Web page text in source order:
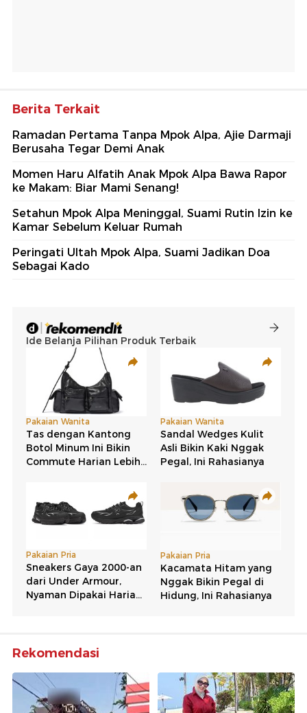
Berita Terkait
Ramadan Pertama Tanpa Mpok Alpa, Ajie Darmaji
Berusaha Tegar Demi Anak
Momen Haru Alfatih Anak Mpok Alpa Bawa Rapor
ke Makam: Biar Mami Senang!
Setahun Mpok Alpa Meninggal, Suami Rutin Izin ke
Kamar Sebelum Keluar Rumah
Peringati Ultah Mpok Alpa, Suami Jadikan Doa
Sebagai Kado
Rekomendasi